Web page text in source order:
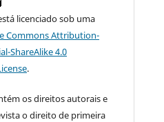
licenciado sob uma
Commons Attribution-
ShareAlike 4.0
.
os direitos autorais e
o direito de primeira